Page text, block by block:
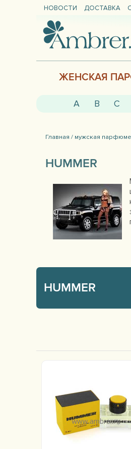
НОВОСТИ ДОСТАВКА
ЖЕНСКАЯ
A B C
Главная / мужская
HUMMER
HUMMER